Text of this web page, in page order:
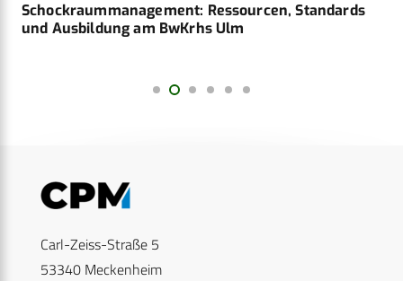
Schockraummanagement: Ressourcen, Standards
und Ausbildung am BwKrhs Ulm
Carl-Zeiss-Straße 5
53340 Meckenheim